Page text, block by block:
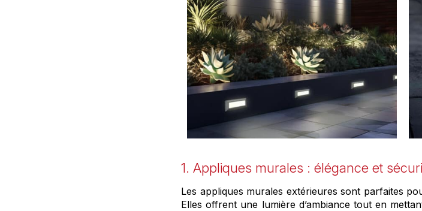
1. Appliques murales : élégance et
Les appliques murales extérieures sont parfaites
Elles offrent une lumière d’ambiance tout en